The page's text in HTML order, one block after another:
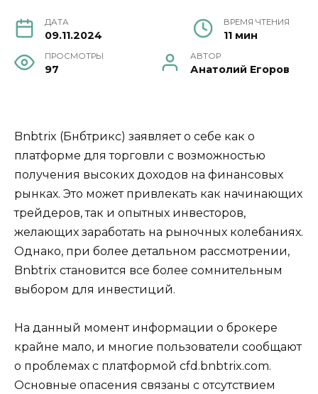
ДАТА
09.11.2024
ВРЕМЯ ЧТЕНИЯ
11 мин
ПРОСМОТРЫ
97
АВТОР
Анатолий Егоров
Bnbtrix (Бнбтрикс) заявляет о себе как о
платформе для торговли с возможностью
получения высоких доходов на финансовых
рынках. Это может привлекать как начинающих
трейдеров, так и опытных инвесторов,
желающих заработать на рыночных колебаниях.
Однако, при более детальном рассмотрении,
Bnbtrix становится все более сомнительным
выбором для инвестиций.
На данный момент информации о брокере
крайне мало, и многие пользователи сообщают
о проблемах с платформой cfd.bnbtrix.com.
Основные опасения связаны с отсутствием